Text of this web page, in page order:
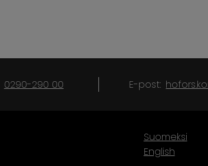
0290-290 00 E-post:
Suomeksi
English